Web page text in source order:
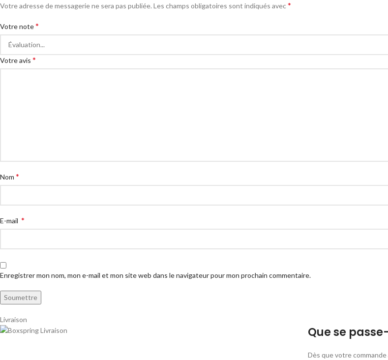
Votre adresse de messagerie ne sera pas publiée. Les champs obligatoires sont indiqués avec*
Votre note*
Votre avis *
Nom *
E-mail *
Enregistrer mon nom, mon e-mail et mon site web dans le navigateur pour mon prochain commentaire.
Livraison
Que se
Dès que votre